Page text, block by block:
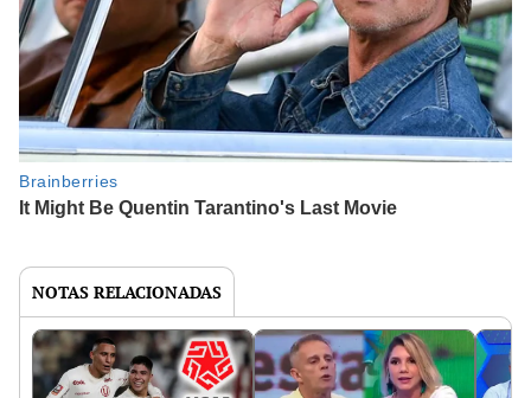
NOTAS RELACIONADAS